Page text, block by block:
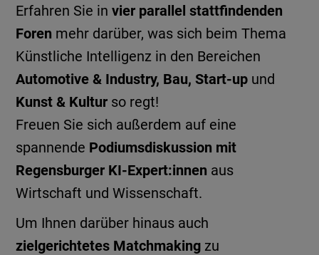
Erfahren Sie invier parallel stattfindenden
Foren mehr darüber, was sich beim Thema
Künstliche Intelligenz in den Bereichen
Automotive & Industry, Bau, Start-up und
Kunst & Kultur so regt!
Freuen Sie sich außerdem auf eine
spannende Podiumsdiskussion mit
Regensburger KI-Expert:innen aus
Wirtschaft und Wissenschaft.
Um Ihnen darüber hinaus auch
zielgerichtetes Matchmaking zu